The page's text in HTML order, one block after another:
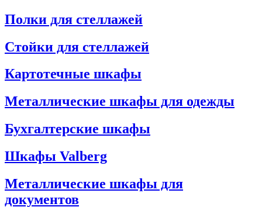
Полки для стеллажей
Стойки для стеллажей
Картотечные шкафы
Металлические шкафы для одежды
Бухгалтерские шкафы
Шкафы Valberg
Металлические шкафы для
документов